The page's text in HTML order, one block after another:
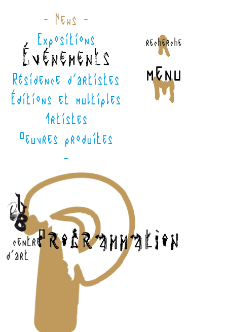
recherche
menu
- News -
Expositions
Événements
Résidence d'artistes
Éditions et multiples
Artistes
Oeuvres produites
-